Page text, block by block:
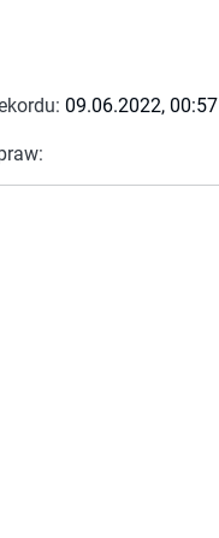
09.06.2022, 00:57